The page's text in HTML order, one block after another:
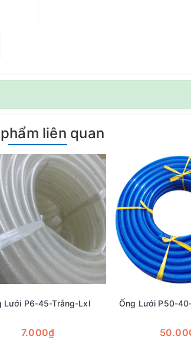
liên quan
Lưới P6-45-Trắng-Lxl
7.000₫
Ống Lưới P50-